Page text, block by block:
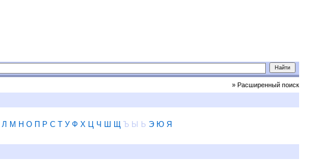
» Расширенный поиск
Л М Н О П Р С Т У Ф Х Ц Ч Ш Щ Ъ Ы Ь Э Ю Я